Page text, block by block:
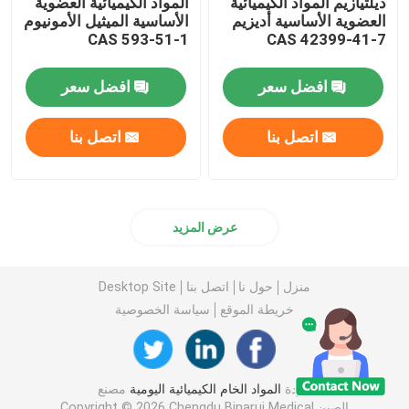
العضوية الأساسية أديزيم
CAS 42399-41-7
افضل سعر
اتصل بنا
الأساسية الميثيل الأمونيوم
CAS 593-51-1
افضل سعر
اتصل بنا
عرض المزيد
منزل حول نا اتصل بنا
Desktop Site
خريطة الموقع
سياسة الخصوصية
جودة المواد الخام الكيميائية اليومية مصنع